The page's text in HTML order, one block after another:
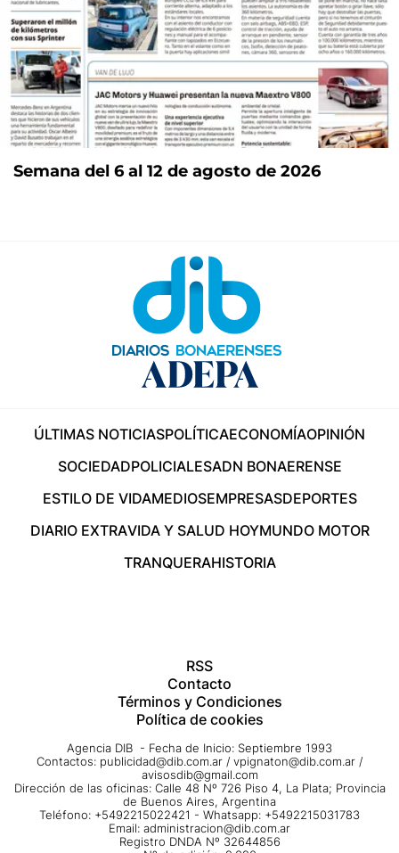
Semana del 6 al 12 de agosto de 2026
ÚLTIMAS NOTICIASPOLÍTICAECONOMÍAOPINIÓN
SOCIEDADPOLICIALESADN BONAERENSE
ESTILO DE VIDAMEDIOSEMPRESASDEPORTES
DIARIO EXTRAVIDA Y SALUD HOYMUNDO MOTOR
TRANQUERAHISTORIA
RSS
Contacto
Términos y Condiciones
Política de cookies
Agencia DIB - Fecha de Inicio: Septiembre 1993
Contactos: publicidad@dib.com.ar / vpignaton@dib.com.ar /
avisosdib@gmail.com
Dirección de las oficinas: Calle 48 Nº 726 Piso 4, La Plata; Provincia
de Buenos Aires, Argentina
Teléfono: +5492215022421 - Whatsapp: +5492215031783
Email: administracion@dib.com.ar
Registro DNDA Nº 32644856